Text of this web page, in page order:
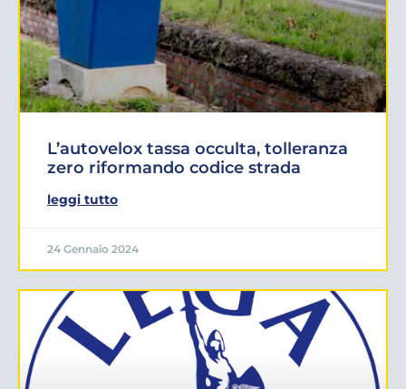
L’autovelox tassa occulta, tolleranza
zero riformando codice strada
leggi tutto
24 Gennaio 2024